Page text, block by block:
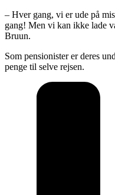
– Hver gang, vi er ude på
gang! Men vi kan ikke lade
Bruun.
Som pensionister er deres
penge til selve rejsen.